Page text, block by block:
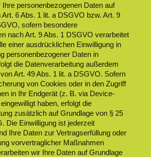
personenbezogenen Daten auf
6 Abs. 1 lit. a DSGVO bzw. Art. 9
sofern besondere
nach Art. 9 Abs. 1 DSGVO verarbeitet
einer ausdrücklichen Einwilligung in
personenbezogener Daten in
die Datenverarbeitung außerdem
Art. 49 Abs. 1 lit. a DSGVO. Sofern
von Cookies oder in den Zugriff
in Ihr Endgerät (z. B. via Device-
haben, erfolgt die
zusätzlich auf Grundlage von § 25
Die Einwilligung ist jederzeit
Ihre Daten zur Vertragserfüllung oder
vorvertraglicher Maßnahmen
wir Ihre Daten auf Grundlage